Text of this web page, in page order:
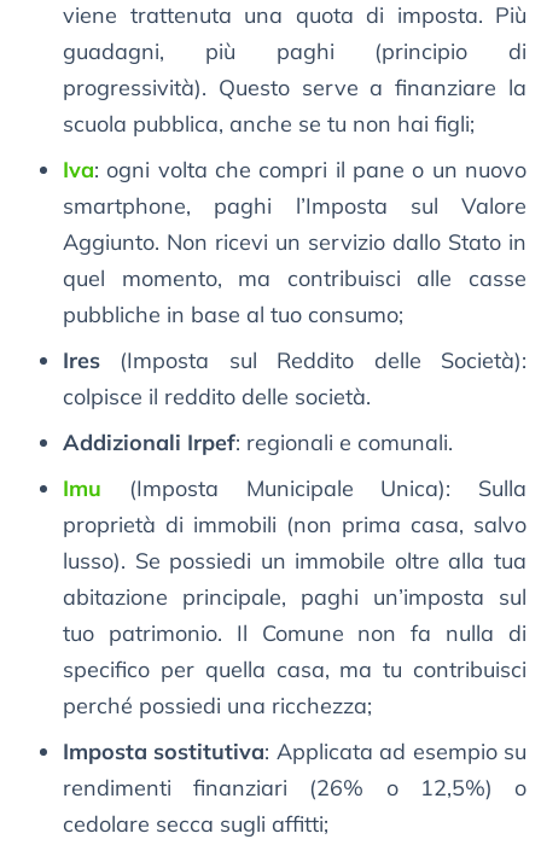
viene trattenuta una quota di imposta. Più
guadagni, più paghi (principio di
progressività). Questo serve a finanziare la
scuola pubblica, anche se tu non hai figli;
Iva: ogni volta che compri il pane o un nuovo
smartphone, paghi l’Imposta sul Valore
Aggiunto. Non ricevi un servizio dallo Stato in
quel momento, ma contribuisci alle casse
pubbliche in base al tuo consumo;
Ires (Imposta sul Reddito delle Società):
colpisce il reddito delle società.
Addizionali Irpef: regionali e comunali.
Imu (Imposta Municipale Unica): Sulla
proprietà di immobili (non prima casa, salvo
lusso). Se possiedi un immobile oltre alla tua
abitazione principale, paghi un’imposta sul
tuo patrimonio. Il Comune non fa nulla di
specifico per quella casa, ma tu contribuisci
perché possiedi una ricchezza;
Imposta sostitutiva: Applicata ad esempio su
rendimenti finanziari (26% o 12,5%) o
cedolare secca sugli affitti;